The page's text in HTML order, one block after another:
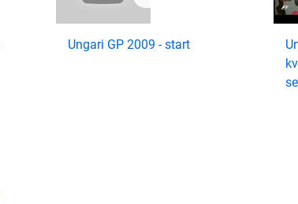
Ungari GP 2009 - start